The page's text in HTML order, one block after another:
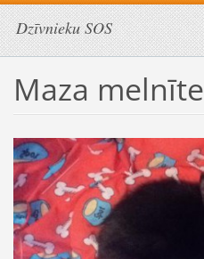
Dzīvnieku SOS
Maza melnīte